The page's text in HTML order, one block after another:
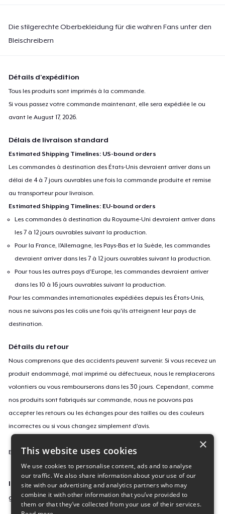
Die stilgerechte Oberbekleidung für die wahren Fans unter den
Bleischreibern
Détails d'expédition
Tous les produits sont imprimés à la commande.
Si vous passez votre commande maintenant, elle sera expédiée le ou
avant leAugust 17, 2026.
Délais de livraison standard
Estimated Shipping Timelines: US-bound orders
Les commandes à destination des États-Unis devraient arriver dans un
délai de 4 à 7 jours ouvrables une fois la commande produite et remise
au transporteur pour livraison.
Estimated Shipping Timelines: EU-bound orders
Les commandes à destination du Royaume-Uni devraient arriver dans
les 7 à 12 jours ouvrables suivant la production.
Pour la France, l'Allemagne, les Pays-Bas et la Suède, les commandes
devraient arriver dans les 7 à 12 jours ouvrables suivant la production.
Pour tous les autres pays d'Europe, les commandes devraient arriver
dans les 10 à 16 jours ouvrables suivant la production.
Pour les commandes internationales expédiées depuis les États-Unis,
nous ne suivons pas les colis une fois qu'ils atteignent leur pays de
destination.
Détails du retour
Nous comprenons que des accidents peuvent survenir. Si vous recevez un
produit endommagé, mal imprimé ou défectueux, nous le remplacerons
volontiers ou vous rembourserons dans les 30 jours. Cependant, comme
nos produits sont fabriqués sur commande, nous ne pouvons pas
accepter les retours ou les échanges pour des tailles ou des couleurs
incorrectes ou si vous changez simplement d'avis.
En savoir plus sur notre politique de retoursici
ID campagne
graphite-ultras-tee
×
This website uses cookies
We use cookies to personalise content, ads and to analyse
our traffic. We also share information about your use of our
site with our advertising and analytics partners who may
combine it with other information that you’ve provided to
them or that they’ve collected from your use of their services.